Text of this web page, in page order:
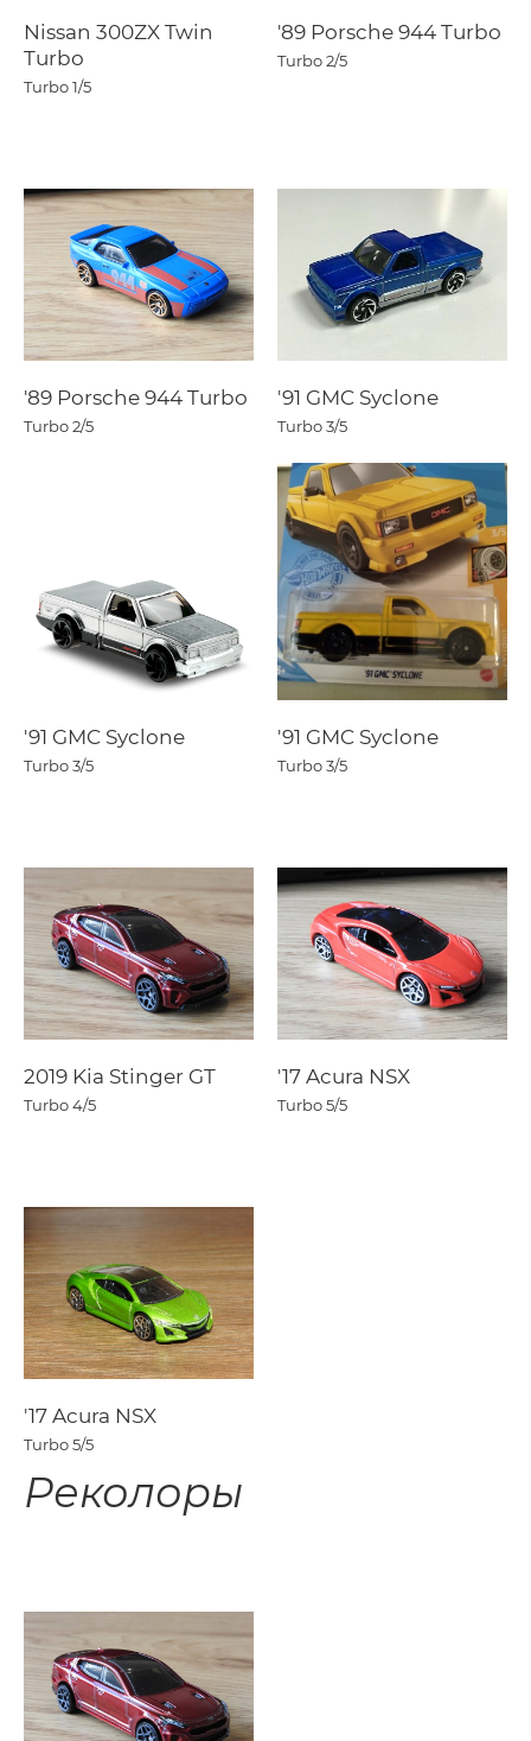
Nissan 300ZX Twin
Turbo
Turbo1/5
'89 Porsche 944 Turbo
Turbo2/5
'89 Porsche 944 Turbo
Turbo2/5
'91 GMC Syclone
Turbo3/5
'91 GMC Syclone
Turbo3/5
'91 GMC Syclone
Turbo3/5
2019 Kia Stinger GT
Turbo4/5
'17 Acura NSX
Turbo5/5
'17 Acura NSX
Turbo5/5
Реколоры